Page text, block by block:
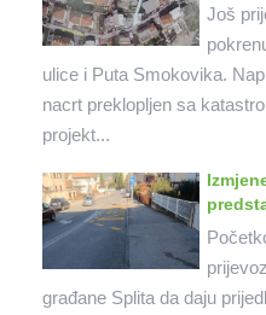
Još
ulice i Puta Smokovika.
nacrt preklopljen sa
projekt...
građane Splita da daju